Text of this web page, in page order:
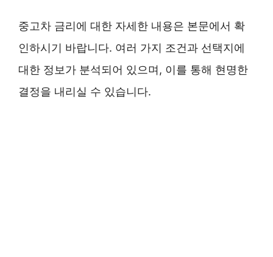
중고차 금리에 대한 자세한 내용은 본문에서 확
인하시기 바랍니다. 여러 가지 조건과 선택지에
대한 정보가 분석되어 있으며, 이를 통해 현명한
결정을 내리실 수 있습니다.